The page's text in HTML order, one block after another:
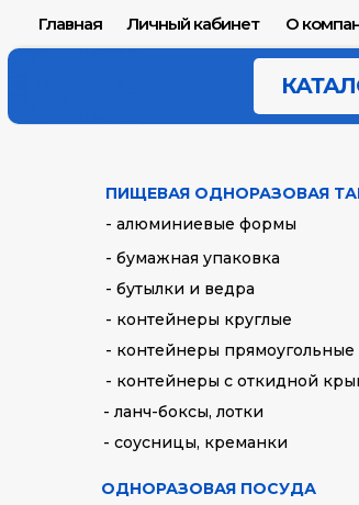
Личный кабинет
Главная О
ПИЩЕВАЯ ОДНОРАЗОВАЯ
- бутылки и ведра
- контейнеры круглые
- контейнеры с откидной
- контейнеры прямоугольные
- соусницы, креманки
- ланч-боксы, лотки
ОДНОРАЗОВАЯ ПОСУДА
- алюминиевые формы
- бумажная упаковка